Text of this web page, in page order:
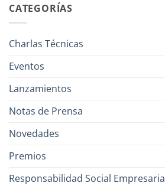
CATEGORÍAS
Charlas Técnicas
Eventos
Lanzamientos
Notas de Prensa
Novedades
Premios
Responsabilidad Social Empresaria